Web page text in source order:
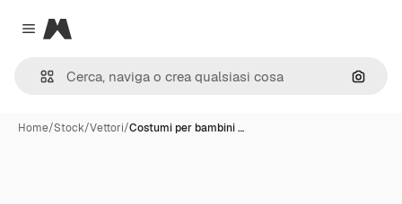
Close menu
Magnific
Cerca
Home/Stock/Vettori/Costumi per bambini …